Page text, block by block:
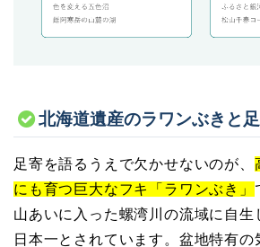
北海道遺産のラワンぶきと
足寄を語るうえで欠かせないのが、
にも育つ巨大なフキ「ラワンぶき」
山あいに入った螺湾川の流域に自生
日本一とされています。盆地特有の